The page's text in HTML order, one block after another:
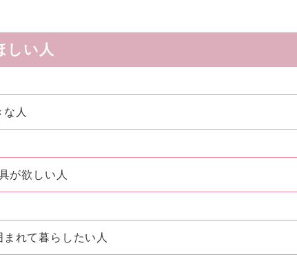
しい人
人
が欲しい人
れて暮らしたい人